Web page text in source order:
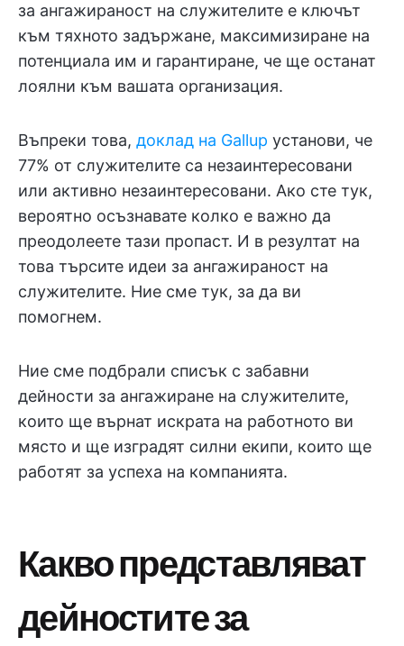
за ангажираност на служителите е ключът
към тяхното задържане, максимизиране на
потенциала им и гарантиране, че ще останат
лоялни към вашата организация.
Въпреки това, доклад на Gallup установи, че
77% от служителите са незаинтересовани
или активно незаинтересовани. Ако сте тук,
вероятно осъзнавате колко е важно да
преодолеете тази пропаст. И в резултат на
това търсите идеи за ангажираност на
служителите. Ние сме тук, за да ви
помогнем.
Ние сме подбрали списък с забавни
дейности за ангажиране на служителите,
които ще върнат искрата на работното ви
място и ще изградят силни екипи, които ще
работят за успеха на компанията.
Какво представляват
дейностите за